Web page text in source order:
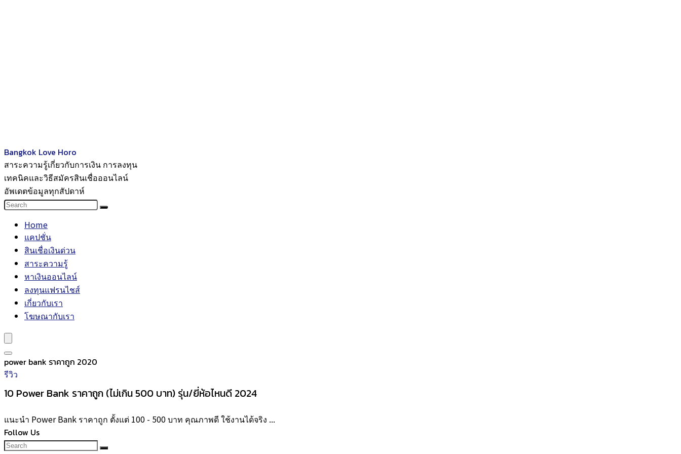
Bangkok Love Horo
สาระความรู้เกี่ยวกับการเงิน การลงทุน
เทคนิคและวิธีสมัครสินเชื่อออนไลน์
อัพเดตข้อมูลทุกสัปดาห์
Home
แคปชั่น
สินเชื่อเงินด่วน
สาระความรู้
หาเงินออนไลน์
ลงทุนแฟรนไชส์
เกี่ยวกับเรา
โฆษณากับเรา
power bank ราคาถูก 2020
รีวิว
10 Power Bank ราคาถูก (ไม่เกิน 500 บาท) รุ่น/ยี่ห้อไหนดี 2024
แนะนำ Power Bank ราคาถูก ตั้งแต่ 100 - 500 บาท คุณภาพดี ใช้งานได้จริง ...
Follow Us